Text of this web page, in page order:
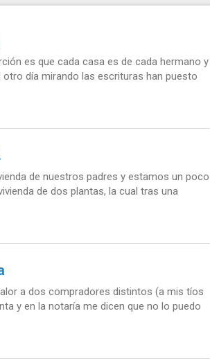
es que cada casa es de cada hermano y
día mirando las escrituras han puesto
de nuestros padres y estamos un poco
de dos plantas, la cual tras una
a dos compradores distintos (a mis tíos
y en la notaría me dicen que no lo puedo